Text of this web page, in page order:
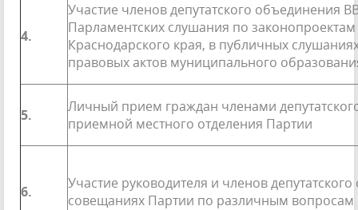
4.
Участие членов депутатского
Парламентских слушания по
Краснодарского края, в пуб­личных
правовых актов муниципального
5. Личный прием граждан членами
приемной местного отделения Партии
6. Участие руководителя и членов
совещаниях Партии по различным вопросам